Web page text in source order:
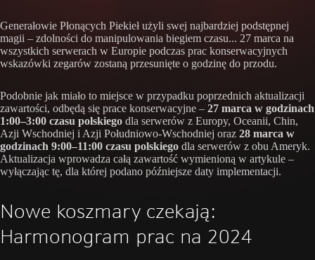
Generałowie Płonących Piekieł użyli swej najbardziej podstępnej
magii – zdolności do manipulowania biegiem czasu... 27 marca na
wszystkich serwerach w Europie podczas prac konserwacyjnych
wskazówki zegarów zostaną przesunięte o godzinę do przodu.
Podobnie jak miało to miejsce w przypadku poprzednich aktualizacji
zawartości, odbędą się prace konserwacyjne – 27 marca w godzinach
1:00–3:00 czasu polskiego dla serwerów z Europy, Oceanii, Chin,
Azji Wschodniej i Azji Południowo-Wschodniej oraz 28 marca w
godzinach 9:00–11:00 czasu polskiego dla serwerów z obu Ameryk.
Aktualizacja wprowadza całą zawartość wymienioną w artykule –
wyłączając tę, dla której podano późniejsze daty implementacji.
Nowe koszmary czekają:
Harmonogram prac na 2024